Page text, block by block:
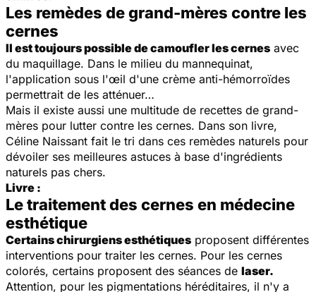
Les remèdes de grand-mères contre les
cernes
Il est toujours possible de camoufler les cernes avec
du maquillage. Dans le milieu du mannequinat,
l'application sous l'œil d'une crème anti-hémorroïdes
permettrait de les atténuer…
Mais il existe aussi une multitude de recettes de grand-
mères pour lutter contre les cernes. Dans son livre,
Céline Naissant fait le tri dans ces remèdes naturels pour
dévoiler ses meilleures astuces à base d'ingrédients
naturels pas chers.
Livre :
Le traitement des cernes en médecine
esthétique
Certains chirurgiens esthétiques proposent différentes
interventions pour traiter les cernes. Pour les cernes
colorés, certains proposent des séances de laser.
Attention, pour les pigmentations héréditaires, il n'y a